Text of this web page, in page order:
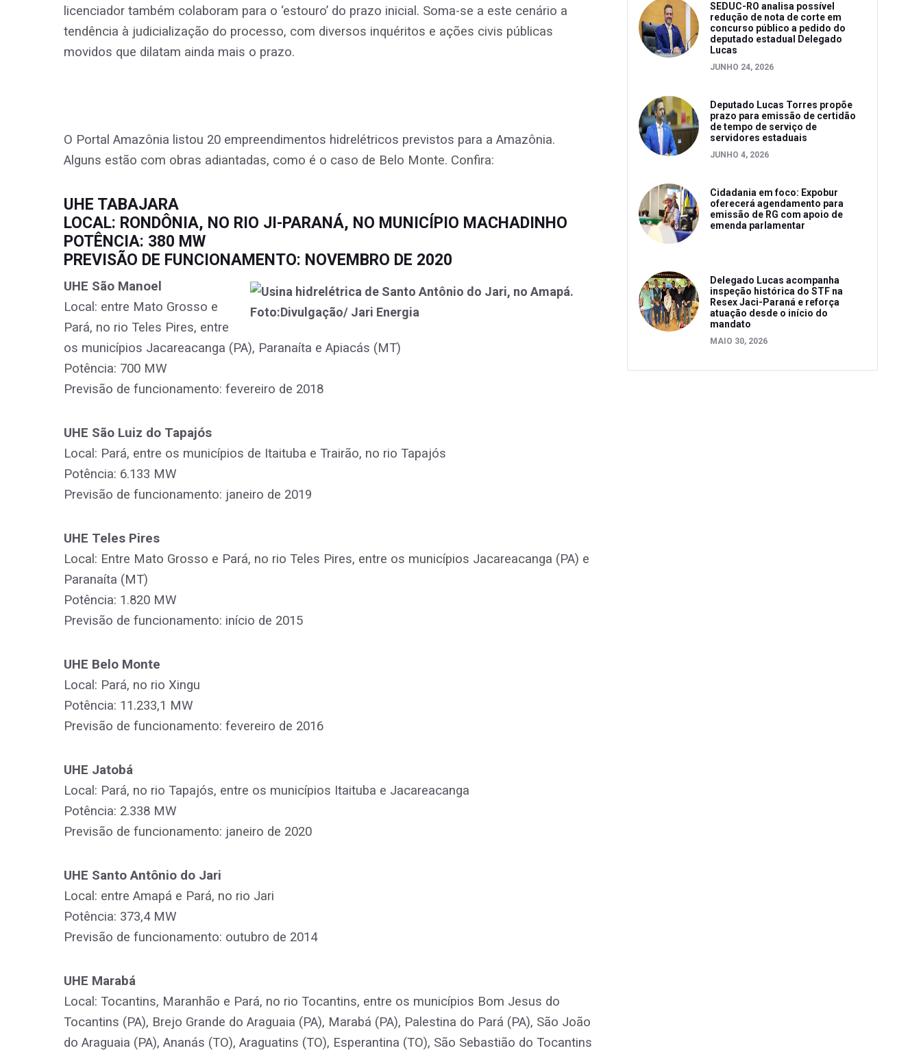
licenciador também colaboram para o ‘estouro’ do prazo inicial. Soma-se a este cenário a
tendência à judicialização do processo, com diversos inquéritos e ações civis públicas
movidos que dilatam ainda mais o prazo.
O Portal Amazônia listou 20 empreendimentos hidrelétricos previstos para a Amazônia.
Alguns estão com obras adiantadas, como é o caso de Belo Monte. Confira:
UHE TABAJARA
LOCAL: RONDÔNIA, NO RIO JI-PARANÁ, NO MUNICÍPIO MACHADINHO
POTÊNCIA: 380 MW
PREVISÃO DE FUNCIONAMENTO: NOVEMBRO DE 2020
UHE São Manoel
Local: entre Mato Grosso e
Pará, no rio Teles Pires, entre
os municípios Jacareacanga (PA), Paranaíta e Apiacás (MT)
Potência: 700 MW
Previsão de funcionamento: fevereiro de 2018
UHE São Luiz do Tapajós
Local: Pará, entre os municípios de Itaituba e Trairão, no rio Tapajós
Potência: 6.133 MW
Previsão de funcionamento: janeiro de 2019
UHE Teles Pires
Local: Entre Mato Grosso e Pará, no rio Teles Pires, entre os municípios Jacareacanga (PA) e
Paranaíta (MT)
Potência: 1.820 MW
Previsão de funcionamento: início de 2015
UHE Belo Monte
Local: Pará, no rio Xingu
Potência: 11.233,1 MW
Previsão de funcionamento: fevereiro de 2016
UHE Jatobá
Local: Pará, no rio Tapajós, entre os municípios Itaituba e Jacareacanga
Potência: 2.338 MW
Previsão de funcionamento: janeiro de 2020
UHE Santo Antônio do Jari
Local: entre Amapá e Pará, no rio Jari
Potência: 373,4 MW
Previsão de funcionamento: outubro de 2014
UHE Marabá
Local: Tocantins, Maranhão e Pará, no rio Tocantins, entre os municípios Bom Jesus do
Tocantins (PA), Brejo Grande do Araguaia (PA), Marabá (PA), Palestina do Pará (PA), São João
do Araguaia (PA), Ananás (TO), Araguatins (TO), Esperantina (TO), São Sebastião do Tocantins
SEDUC-RO analisa possível
redução de nota de corte em
concurso público a pedido do
deputado estadual Delegado
Lucas
JUNHO 24, 2026
Deputado Lucas Torres propõe
prazo para emissão de certidão
de tempo de serviço de
servidores estaduais
JUNHO 4, 2026
Cidadania em foco: Expobur
oferecerá agendamento para
emissão de RG com apoio de
emenda parlamentar
Delegado Lucas acompanha
inspeção histórica do STF na
Resex Jaci-Paraná e reforça
atuação desde o início do
mandato
MAIO 30, 2026